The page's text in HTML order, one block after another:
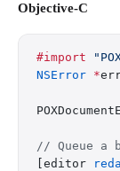
Objective-C
#import
NSError *
// Queue a
[editor